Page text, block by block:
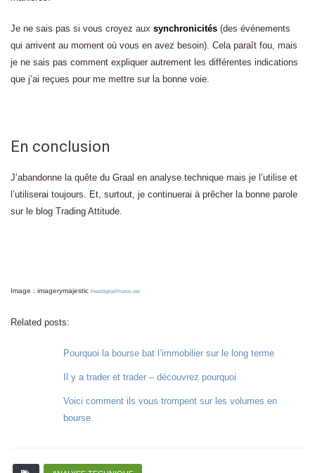
Je ne sais pas si vous croyez aux synchronicités (des événements
qui arrivent au moment où vous en avez besoin). Cela paraît fou, mais
je ne sais pas comment expliquer autrement les différentes indications
que j’ai reçues pour me mettre sur la bonne voie.
En conclusion
J’abandonne la quête du Graal en analyse technique mais je l’utilise et
l’utiliserai toujours. Et, surtout, je continuerai à prêcher la bonne parole
sur le blog Trading Attitude.
Image : imagerymajestic FreeDigitalPhotos.net
Related posts:
Pourquoi la bourse bat l’immobilier sur le long terme
Il y a trader et trader – découvrez pourquoi
Voici comment ils vous trompent sur les volumes en
bourse